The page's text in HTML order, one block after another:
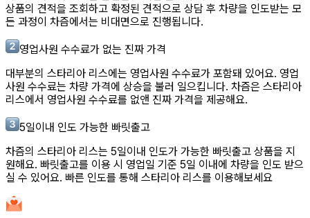
상품의 견적을 조회하고 확정된 견적으로 상담 후 차량을 인도받는 모
든 과정이 차즘에서는 비대면으로 진행됩니다.
영업사원 수수료가 없는 진짜 가격
대부분의 스타리아 리스에는 영업사원 수수료가 포함돼 있어요. 영업
사원 수수료는 차량 가격에 상승을 불러 일으킵니다. 차즘은 스타리아
리스에서 영업사원 수수료를 없앤 진짜 가격을 제공해요.
5일이내 인도 가능한 빠릿출고
차즘의 스타리아 리스는 5일이내 인도가 가능한 빠릿출고 상품을 지
원해요. 빠릿출고를 이용 시 영업일 기준 5일 이내에 차량을 인도 받으
실 수 있어요. 빠른 인도를 통해 스타리아 리스를 이용해보세요